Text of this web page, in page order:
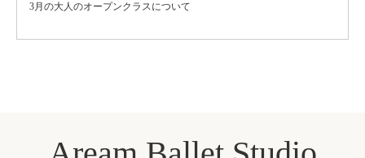
3月の大人のオープンクラスについて